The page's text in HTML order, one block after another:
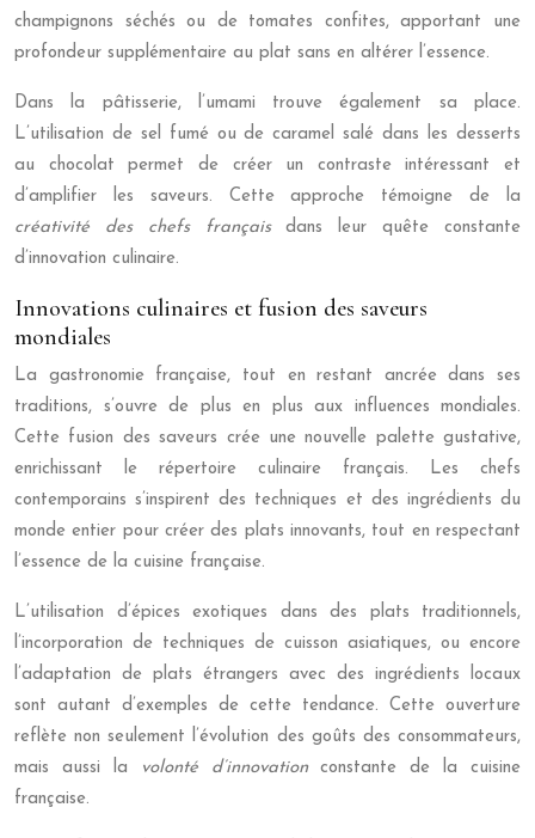
champignons séchés ou de tomates confites, apportant une
profondeur supplémentaire au plat sans en altérer l’essence.
Dans la pâtisserie, l’umami trouve également sa place.
L’utilisation de sel fumé ou de caramel salé dans les desserts
au chocolat permet de créer un contraste intéressant et
d’amplifier les saveurs. Cette approche témoigne de la
créativité des chefs françaisdans leur quête constante
d’innovation culinaire.
Innovations culinaires et fusion des saveurs
mondiales
La gastronomie française, tout en restant ancrée dans ses
traditions, s’ouvre de plus en plus aux influences mondiales.
Cette fusion des saveurs crée une nouvelle palette gustative,
enrichissant le répertoire culinaire français. Les chefs
contemporains s’inspirent des techniques et des ingrédients du
monde entier pour créer des plats innovants, tout en respectant
l’essence de la cuisine française.
L’utilisation d’épices exotiques dans des plats traditionnels,
l’incorporation de techniques de cuisson asiatiques, ou encore
l’adaptation de plats étrangers avec des ingrédients locaux
sont autant d’exemples de cette tendance. Cette ouverture
reflète non seulement l’évolution des goûts des consommateurs,
mais aussi la
volonté d’innovationconstante de la cuisine
française.